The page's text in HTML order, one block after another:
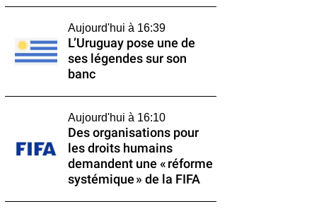
Aujourd'hui à 16:39
L’Uruguay pose une de
ses légendes sur son
banc
Aujourd'hui à 16:10
Des organisations pour
les droits humains
demandent une « réforme
systémique » de la FIFA